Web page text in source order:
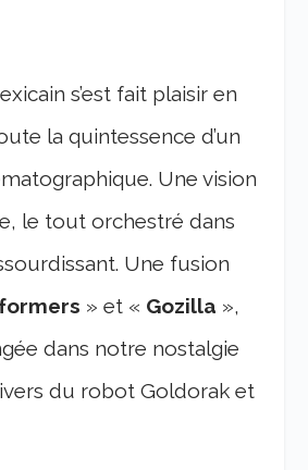
s’est fait plaisir en
la quintessence d’un
Une vision
le tout orchestré dans
Une fusion
» et « Gozilla »,
dans notre nostalgie
du robot Goldorak et